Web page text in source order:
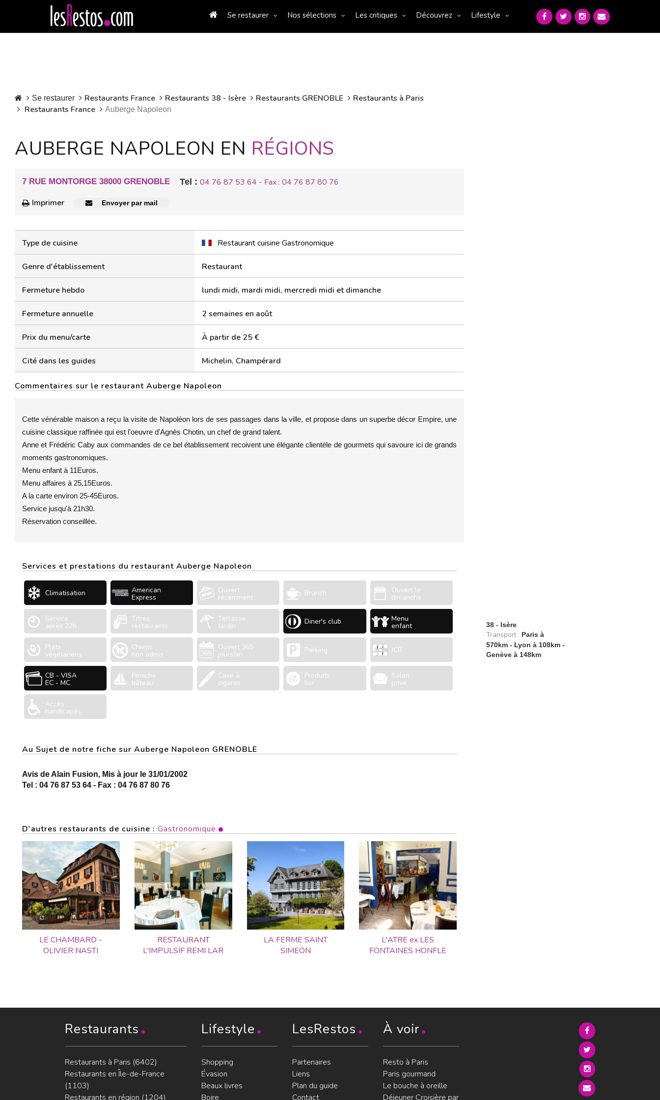
Se restaurer Nos sélections Les critiques Découvrez Lifestyle
Se restaurer Restaurants France Restaurants 38 - Isère Restaurants GRENOBLE
Restaurants à Paris
Restaurants France
Auberge Napoleon
AUBERGE NAPOLEON EN RÉGIONS
7 RUE MONTORGE 38000 GRENOBLE Tel : 04 76 87 53 64 - Fax : 04 76 87 80 76
Imprimer
Envoyer par mail
Type de cuisine Restaurant cuisine Gastronomique
Genre d'établissement Restaurant
Fermeture hebdo lundi midi, mardi midi, mercredi midi et dimanche
Fermeture annuelle 2 semaines en août
Prix du menu/carte À partir de 25 €
Cité dans les guides Michelin, Champérard
Commentaires sur le restaurant Auberge Napoleon
Cette vénérable maison a reçu la visite de Napoléon lors de ses passages dans la ville, et propose dans un superbe décor Empire, une
cuisine classique raffinée qui est l'oeuvre d'Agnès Chotin, un chef de grand talent.
Anne et Frédéric Caby aux commandes de ce bel établissement recoivent une élégante clientèle de gourmets qui savoure ici de grands
moments gastronomiques.
Menu enfant à 11Euros.
Menu affaires à 25,15Euros.
A la carte environ 25-45Euros.
Service jusqu'à 21h30.
Réservation conseillée.
Services et prestations du restaurant Auberge Napoleon
Climatisation American
Express
Ouvert
récemment Brunch Ouvert le
dimanche
Service
après 22h
Titres
restaurants
Terrasse
Jardin Diner's club Menu
enfant
Plats
végétariens
Chiens
non admis
Ouvert 365
jours/an Parking JCB
CB - VISA
EC - MC
Péniche
bâteau
Cave à
cigares
Produits
bio
Salon
privé
Accès
handicapés
Au Sujet de notre fiche sur Auberge Napoleon GRENOBLE
Avis de Alain Fusion, Mis à jour le 31/01/2002
Tel : 04 76 87 53 64 - Fax : 04 76 87 80 76
D'autres restaurants de cuisine : Gastronomique
LE CHAMBARD -
OLIVIER NASTI
RESTAURANT
L'IMPULSIF REMI LAR
LA FERME SAINT
SIMEON
L'ATRE ex LES
FONTAINES HONFLE
38 - Isère
Transport : Paris à
570km - Lyon à 108km -
Genève à 148km
Restaurants
Restaurants à Paris (6402)
Restaurants en Île-de-France
(1103)
Restaurants en région (1204)
Lifestyle
Shopping
Évasion
Beaux livres
Boire
LesRestos
Partenaires
Liens
Plan du guide
Contact
À voir
Resto à Paris
Paris gourmand
Le bouche à oreille
Déjeuner Croisière par